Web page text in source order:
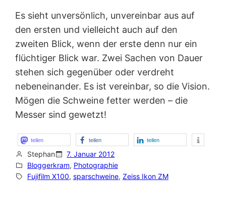
Es sieht unversönlich, unvereinbar aus auf
den ersten und vielleicht auch auf den
zweiten Blick, wenn der erste denn nur ein
flüchtiger Blick war. Zwei Sachen von Dauer
stehen sich gegenüber oder verdreht
nebeneinander. Es ist vereinbar, so die Vision.
Mögen die Schweine fetter werden – die
Messer sind gewetzt!
teilen teilen teilen
Stephan
7. Januar 2012
Bloggerkram, Photographie
Fujifilm X100, sparschweine, Zeiss Ikon ZM